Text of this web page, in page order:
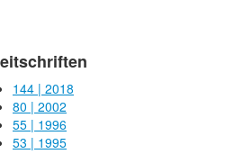
144 | 2018
80 | 2002
55 | 1996
53 | 1995